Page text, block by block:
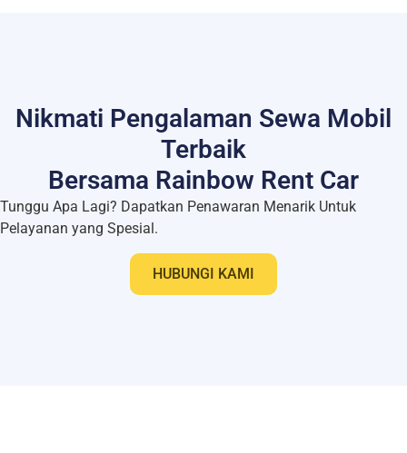
Nikmati Pengalaman Sewa Mobil
Terbaik
Bersama Rainbow Rent Car
Tunggu Apa Lagi? Dapatkan Penawaran Menarik Untuk
Pelayanan yang Spesial.
HUBUNGI KAMI